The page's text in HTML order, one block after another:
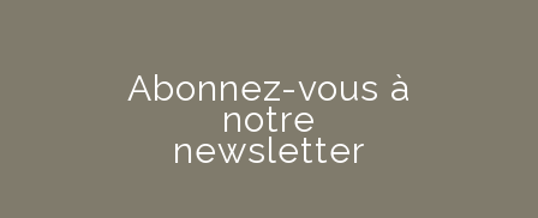
Abonnez-vous à
notre
newsletter